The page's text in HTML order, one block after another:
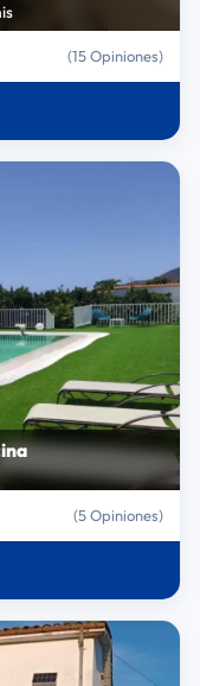
(15 Opiniones)
(5 Opiniones)